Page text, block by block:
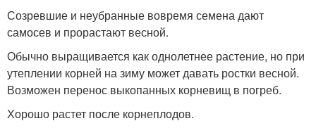
Созревшие и неубранные вовремя семена дают
самосев и прорастают весной.
Обычно выращивается как однолетнее растение, но при
утеплении корней на зиму может давать ростки весной.
Возможен перенос выкопанных корневищ в погреб.
Хорошо растет после корнеплодов.